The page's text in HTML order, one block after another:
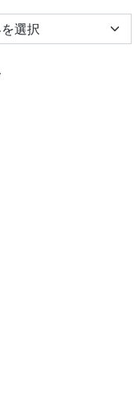
Industry